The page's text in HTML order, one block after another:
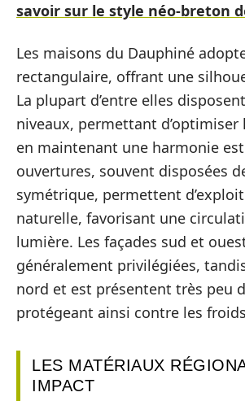
savoir sur le style néo-breton
Les maisons du Dauphiné
rectangulaire, offrant une
La plupart d’entre elles
niveaux, permettant d’optimiser
en maintenant une harmonie
ouvertures, souvent disposées
symétrique, permettent
naturelle, favorisant une
lumière. Les façades sud et
généralement privilégiées,
nord et est présentent très peu
protégeant ainsi contre les
LES MATÉRIAUX
IMPACT